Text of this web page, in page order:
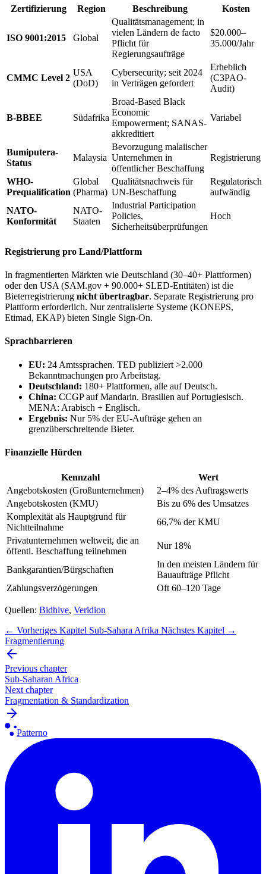
Zertifizierung Region Beschreibung Kosten
ISO 9001:2015 Global
Qualitätsmanagement; in
vielen Ländern de facto
Pflicht für
Regierungsaufträge
$20.000–
35.000/Jahr
CMMC Level 2
USA
(DoD)
Cybersecurity; seit 2024
in Verträgen gefordert
Erheblich
(C3PAO-
Audit)
B-BBEE Südafrika
Broad-Based Black
Economic
Empowerment; SANAS-
akkreditiert
Variabel
Bumiputera-
Status
Malaysia
Bevorzugung malaiischer
Unternehmen in
öffentlicher Beschaffung
Registrierung
WHO-
Prequalification
Global
(Pharma)
Qualitätsnachweis für
UN-Beschaffung
Regulatorisch
aufwändig
NATO-
Konformität
NATO-
Staaten
Industrial Participation
Policies,
Sicherheitsüberprüfungen
Hoch
Registrierung pro Land/Plattform
In fragmentierten Märkten wie Deutschland (30–40+ Plattformen)
oder den USA (SAM.gov + 90.000+ SLED-Entitäten) ist die
Bieterregistrierung nicht übertragbar. Separate Registrierung pro
Plattform erforderlich. Nur zentralisierte Systeme (KONEPS,
Etimad, EKAP) bieten Single Sign-On.
Sprachbarrieren
EU: 24 Amtssprachen. TED publiziert >2.000
Bekanntmachungen pro Arbeitstag.
Deutschland: 180+ Plattformen, alle auf Deutsch.
China: CCGP auf Mandarin. Brasilien auf Portugiesisch.
MENA: Arabisch + Englisch.
Ergebnis: Nur 5% der EU-Aufträge gehen an
grenzüberschreitende Bieter.
Finanzielle Hürden
Kennzahl
Wert
Angebotskosten (Großunternehmen)
2–4% des Auftragswerts
Angebotskosten (KMU)
Bis zu 6% des Umsatzes
Komplexität als Hauptgrund für
Nichtteilnahme
66,7% der KMU
Privatunternehmen weltweit, die an
öffentl. Beschaffung teilnehmen
Nur 18%
Bankgarantien/Bürgschaften
In den meisten Ländern für
Bauaufträge Pflicht
Zahlungsverzögerungen
Oft 60–120 Tage
Quellen: Bidhive, Veridion
← Vorheriges Kapitel Sub-Sahara Afrika Nächstes Kapitel →
Fragmentierung
Previous chapter
Sub-Saharan Africa
Next chapter
Fragmentation & Standardization
Patterno